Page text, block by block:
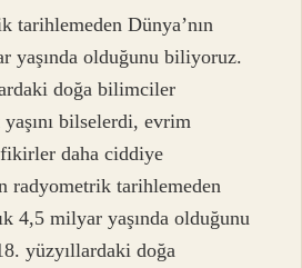
tarihlemeden Dünya’nın
yaşında olduğunu biliyoruz.
doğa bilimciler
yaşını bilselerdi, evrim
daha ciddiye
radyometrik tarihlemeden
4,5 milyar yaşında olduğunu
yüzyıllardaki doğa